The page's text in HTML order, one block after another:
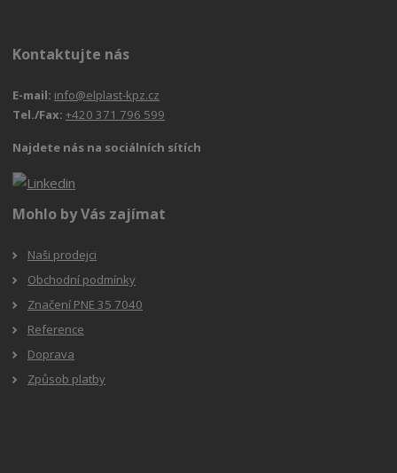
Kontaktujte nás
E-mail: info@elplast-kpz.cz
Tel./Fax:+420 371 796 599
Najdete nás na sociálních sítích
Mohlo by Vás zajímat
Naši prodejci
Obchodní podmínky
Značení PNE 35 7040
Reference
Doprava
Způsob platby